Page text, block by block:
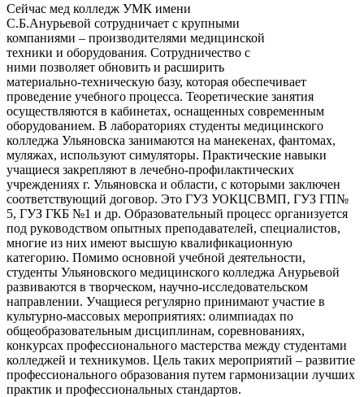
Сейчас мед колледж УМК имени
С.Б.Анурьевой сотрудничает с крупными
компаниями – производителями медицинской
техники и оборудования. Сотрудничество с
ними позволяет обновить и расширить
материально-техническую базу, которая обеспечивает
проведение учебного процесса. Теоретические занятия
осуществляются в кабинетах, оснащенных современным
оборудованием. В лабораториях студенты медицинского
колледжа Ульяновска занимаются на манекенах, фантомах,
муляжах, используют симуляторы. Практические навыки
учащиеся закрепляют в лечебно-профилактических
учреждениях г. Ульяновска и области, с которыми заключен
соответствующий договор. Это ГУЗ УОКЦСВМП, ГУЗ ГП№
5, ГУЗ ГКБ №1 и др. Образовательный процесс организуется
под руководством опытных преподавателей, специалистов,
многие из них имеют высшую квалификационную
категорию. Помимо основной учебной деятельности,
студенты Ульяновского медицинского колледжа Анурьевой
развиваются в творческом, научно-исследовательском
направлении. Учащиеся регулярно принимают участие в
культурно-массовых мероприятиях: олимпиадах по
общеобразовательным дисциплинам, соревнованиях,
конкурсах профессионального мастерства между студентами
колледжей и техникумов. Цель таких мероприятий – развитие
профессионального образования путем гармонизации лучших
практик и профессиональных стандартов.